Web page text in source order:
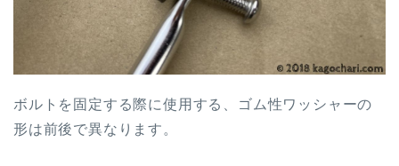
ボルトを固定する際に使用する、ゴム性ワッシャーの
形は前後で異なります。